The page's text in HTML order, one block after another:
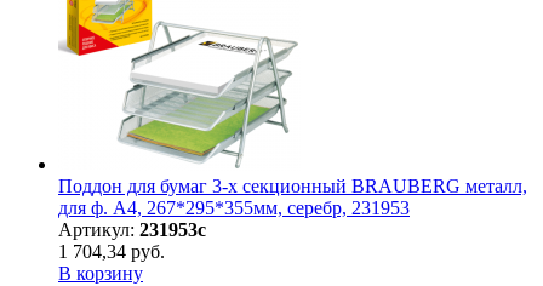
Поддон для бумаг 3-х секционный BRAUBERG металл,
для ф. А4, 267*295*355мм, серебр, 231953
Артикул: 231953с
1 704,34 руб.
В корзину